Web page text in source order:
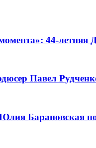
44-летняя
Павел
Барановская